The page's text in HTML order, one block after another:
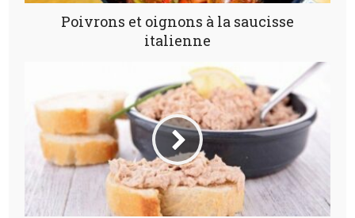
Poivrons et oignons à la saucisse
italienne